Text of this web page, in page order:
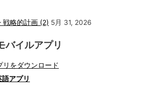
戦略的計画 (2) 5月 31, 2026
バイルアプリ
アプリ